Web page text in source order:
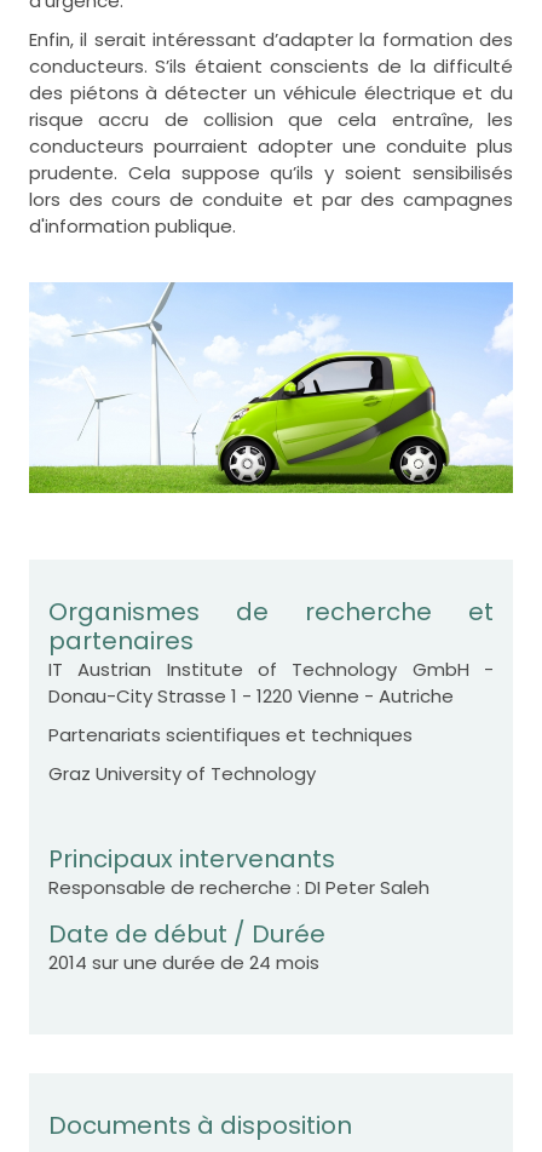
Enfin, il serait intéressant d’adapter la formation des
conducteurs. S’ils étaient conscients de la difficulté
des piétons à détecter un véhicule électrique et du
risque accru de collision que cela entraîne, les
conducteurs pourraient adopter une conduite plus
prudente. Cela suppose qu’ils y soient sensibilisés
lors des cours de conduite et par des campagnes
d'information publique.
Organismes de recherche et
partenaires
IT Austrian Institute of Technology GmbH -
Donau-City Strasse 1 - 1220 Vienne - Autriche
Partenariats scientifiques et techniques
Graz University of Technology
Principaux intervenants
Responsable de recherche : DI Peter Saleh
Date de début / Durée
2014 sur une durée de 24 mois
Documents à disposition